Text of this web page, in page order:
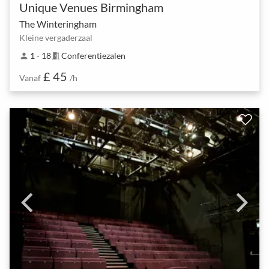
Unique Venues Birmingham
The Winteringham
Kleine vergaderzaal
person 1 - 18meeting_room Conferentiezalen
Vanaf £ 45 /h